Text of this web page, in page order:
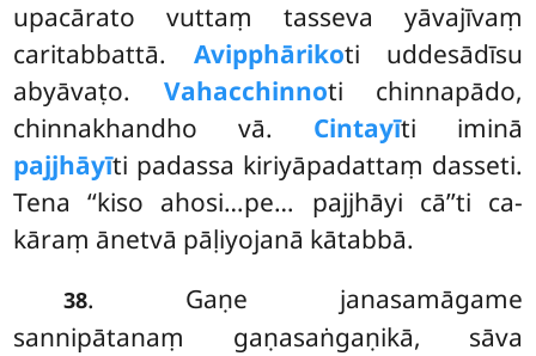
upacārato vuttaṃ tasseva yāvajīvaṃ
caritabbattā. Avipphārikoti uddesādīsu
abyāvaṭo. Vahacchinnoti chinnapādo,
chinnakhandho vā. Cintayīti iminā
pajjhāyīti padassa kiriyāpadattaṃ dasseti.
Tena ‘‘kiso ahosi…pe… pajjhāyi cā’’ti ca-
kāraṃ ānetvā pāḷiyojanā kātabbā.
38. Gaṇe janasamāgame
sannipātanaṃ gaṇasaṅgaṇikā, sāva